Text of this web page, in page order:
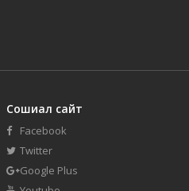
Сошиал сайт
Facebook
Twitter
Google Plus